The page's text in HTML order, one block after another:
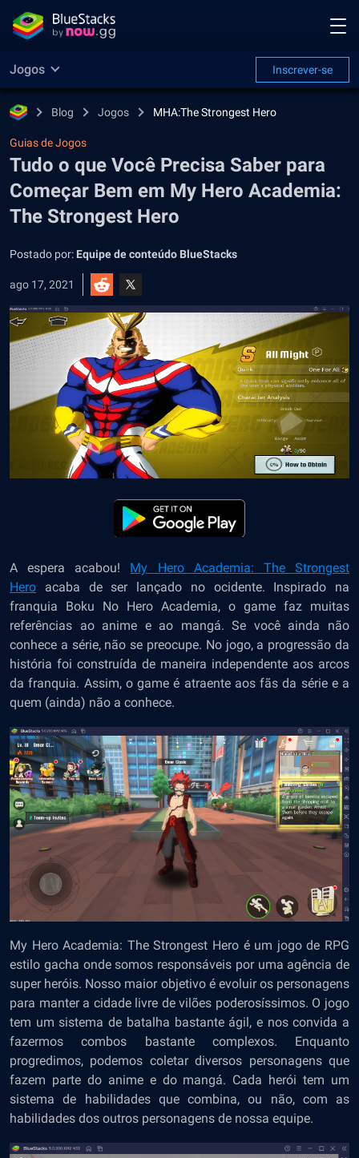
Jogos Inscrever-se
Blog Jogos MHA:The Strongest Hero
Guias de Jogos
Tudo o que Você Precisa Saber para
Começar Bem em My Hero Academia:
The Strongest Hero
Postado por: Equipe de conteúdo BlueStacks
ago 17, 2021
A espera acabou! My Hero Academia: The Strongest
Hero acaba de ser lançado no ocidente. Inspirado na
franquia Boku No Hero Academia, o game faz muitas
referências ao anime e ao mangá. Se você ainda não
conhece a série, não se preocupe. No jogo, a progressão da
história foi construída de maneira independente aos arcos
da franquia. Assim, o game é atraente aos fãs da série e a
quem (ainda) não a conhece.
My Hero Academia: The Strongest Hero é um jogo de RPG
estilo gacha onde somos responsáveis por uma agência de
super heróis. Nosso maior objetivo é evoluir os personagens
para manter a cidade livre de vilões poderosíssimos. O jogo
tem um sistema de batalha bastante ágil, e nos convida a
fazermos combos bastante complexos. Enquanto
progredimos, podemos coletar diversos personagens que
fazem parte do anime e do mangá. Cada herói tem um
sistema de habilidades que combina, ou não, com as
habilidades dos outros personagens de nossa equipe.